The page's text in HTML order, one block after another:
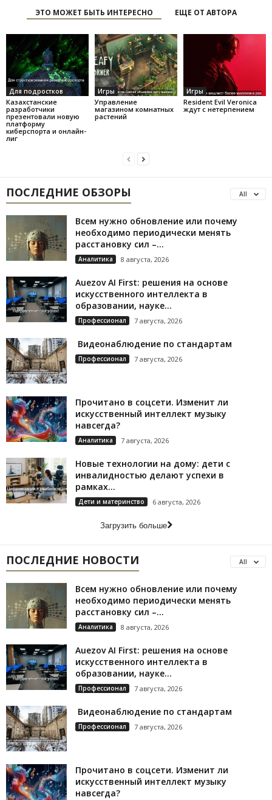
ЭТО МОЖЕТ БЫТЬ ИНТЕРЕСНО ЕЩЕ ОТ АВТОРА
Для подростков
Казахстанские
разработчики
презентовали новую
платформу
киберспорта и онлайн-
лиг
Игры
Управление
магазином комнатных
растений
Игры
Resident Evil Veronica
ждут с нетерпением
ПОСЛЕДНИЕ ОБЗОРЫ All
Всем нужно обновление или почему
необходимо периодически менять
расстановку сил –...
Аналитика 8 августа, 2026
Auezov AI First: решения на основе
искусственного интеллекта в
образовании, науке...
Профессионал 7 августа, 2026
Видеонаблюдение по стандартам
Профессионал 7 августа, 2026
Прочитано в соцсети. Изменит ли
искусственный интеллект музыку
навсегда?
Аналитика 7 августа, 2026
Новые технологии на дому: дети с
инвалидностью делают успехи в
рамках...
Дети и материнство 6 августа, 2026
Загрузить больше
ПОСЛЕДНИЕ НОВОСТИ All
Всем нужно обновление или почему
необходимо периодически менять
расстановку сил –...
Аналитика 8 августа, 2026
Auezov AI First: решения на основе
искусственного интеллекта в
образовании, науке...
Профессионал 7 августа, 2026
Видеонаблюдение по стандартам
Профессионал 7 августа, 2026
Прочитано в соцсети. Изменит ли
искусственный интеллект музыку
навсегда?